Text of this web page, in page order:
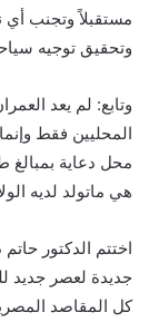
مستقبلاً وتجنب أي
وتحقيق توجيه
وتابع: لم يعد
المحليين فقط
محل دعاية بمبالغ
هي ماتولد لديه
اختتم الدكتور
جديدة لعصر جديد
كل المقاصد